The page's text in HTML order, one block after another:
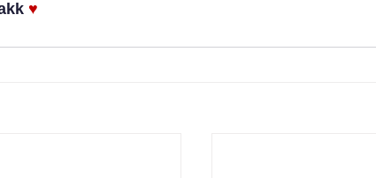
♥